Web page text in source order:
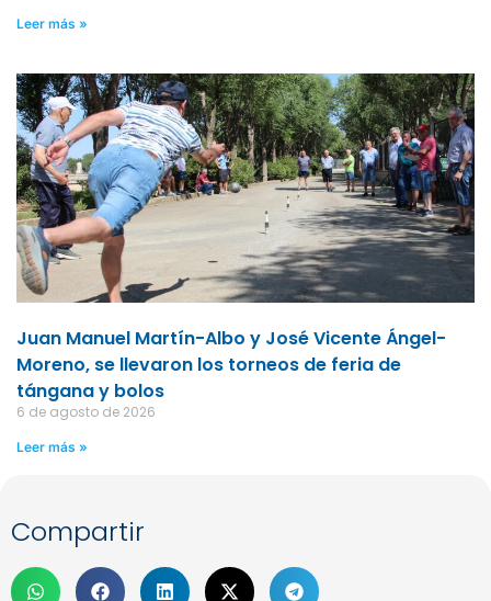
Leer más »
Juan Manuel Martín-Albo y José Vicente Ángel-
Moreno, se llevaron los torneos de feria de
tángana y bolos
6 de agosto de 2026
Leer más »
Compartir